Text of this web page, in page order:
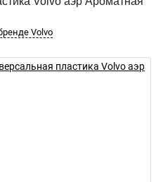
Volvo